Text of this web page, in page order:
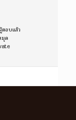
ตอบแล้ว
ด